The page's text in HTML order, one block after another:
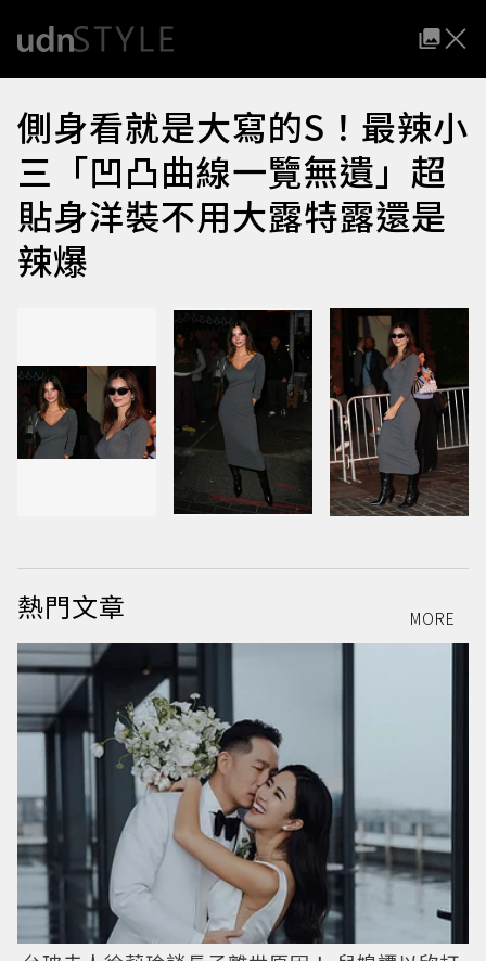
側身看就是大寫的S！最辣小
三「凹凸曲線一覽無遺」超
貼身洋裝不用大露特露還是
辣爆
熱門文章 MORE